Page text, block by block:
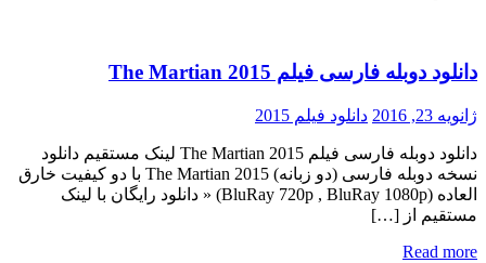
دانلود دوبله فارسی فیلم The Martian 2015
ژانویه 23, 2016 دانلود فیلم 2015
دانلود دوبله فارسی فیلم The Martian 2015 لینک مستقیم دانلود
نسخه دوبله فارسی (دو زبانه) The Martian 2015 با دو کیفیت خارق
العاده (BluRay 720p , BluRay 1080p) « دانلود رایگان با لینک
مستقیم از […]
Read more